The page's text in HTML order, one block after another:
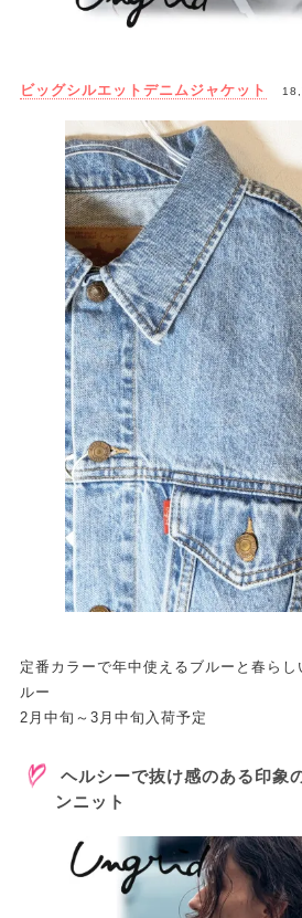
ビッグシルエットデニムジャケット
定番カラーで年中使えるブルーと春ら
ルー
2月中旬～3月中旬入荷予定
ヘルシーで抜け感のある印象
ンニット